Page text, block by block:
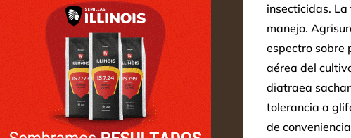
insecticidas.
manejo.
espectro sobre
aérea del
diatraea
tolerancia a
de